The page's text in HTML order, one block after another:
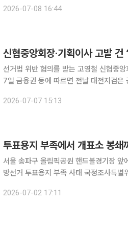
취재진 질문에 "죄송하다"며 "모든 건 법정
2026-07-08 16:44
신협중앙회장·기획이사 고발
선거법 위반 혐의를 받는 고영철 신협중
7일 금융권 등에 따르면 전날 대전지검은
만 여러 사정을 고려해 재판에 넘기지 않
2026-07-07 15:13
서울 송파구 올림픽공원 핸드볼경기장 앞에 다시 긴장감이 돌
방선거 투표용지 부족 사태 국정조사특별
의원들의 이동 경로를 막아섰고, 현장에서
2026-07-02 17:11